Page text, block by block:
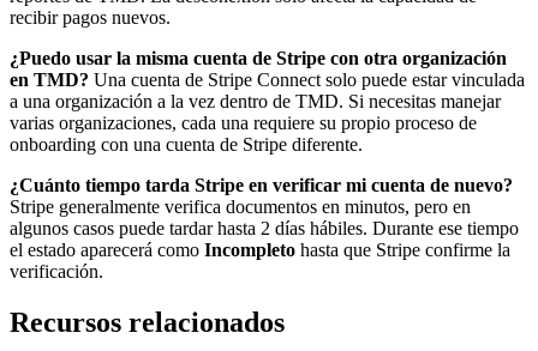
recibir pagos nuevos.
¿Puedo usar la misma cuenta de Stripe con otra organización
en TMD? Una cuenta de Stripe Connect solo puede estar vinculada
a una organización a la vez dentro de TMD. Si necesitas manejar
varias organizaciones, cada una requiere su propio proceso de
onboarding con una cuenta de Stripe diferente.
¿Cuánto tiempo tarda Stripe en verificar mi cuenta de nuevo?
Stripe generalmente verifica documentos en minutos, pero en
algunos casos puede tardar hasta 2 días hábiles. Durante ese tiempo
el estado aparecerá como Incompleto hasta que Stripe confirme la
verificación.
Recursos relacionados